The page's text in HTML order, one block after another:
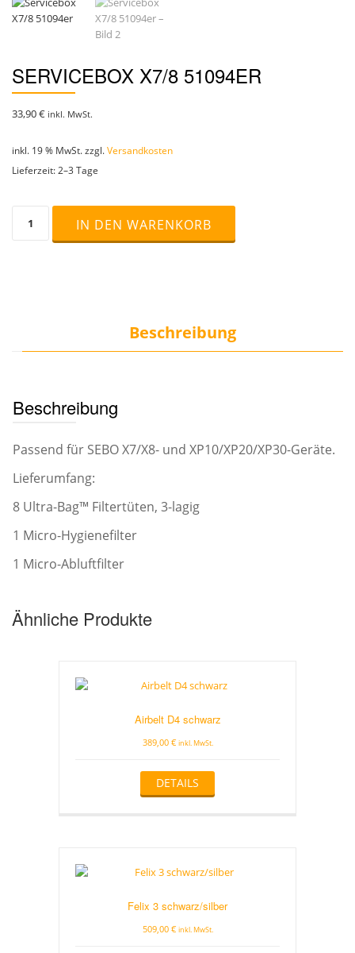
SERVICEBOX X7/8 51094ER
33,90€ inkl. MwSt.
inkl. 19 % MwSt. zzgl. Versandkosten
Lieferzeit: 2–3 Tage
X7/8
51094er
IN DEN WARENKORB
Beschreibung
Beschreibung
Passend für SEBO X7/X8- und XP10/XP20/XP30-Geräte.
Lieferumfang:
8 Ultra-Bag™ Filtertüten, 3-lagig
1 Micro-Hygienefilter
1 Micro-Abluftfilter
Ähnliche Produkte
Airbelt D4 schwarz
389,00 € inkl. MwSt.
DETAILS
Felix 3 schwarz/silber
509,00 € inkl. MwSt.